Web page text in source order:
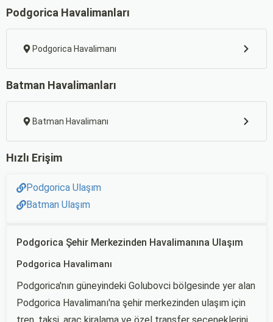
Podgorica Havalimanları
Podgorica Havalimanı
Batman Havalimanları
Batman Havalimanı
Hızlı Erişim
Podgorica Ulaşım
Batman Ulaşım
Podgorica Şehir Merkezinden Havalimanına Ulaşım
Podgorica Havalimanı
Podgorica'nın güneyindeki Golubovci bölgesinde yer alan
Podgorica Havalimanı'na şehir merkezinden ulaşım için